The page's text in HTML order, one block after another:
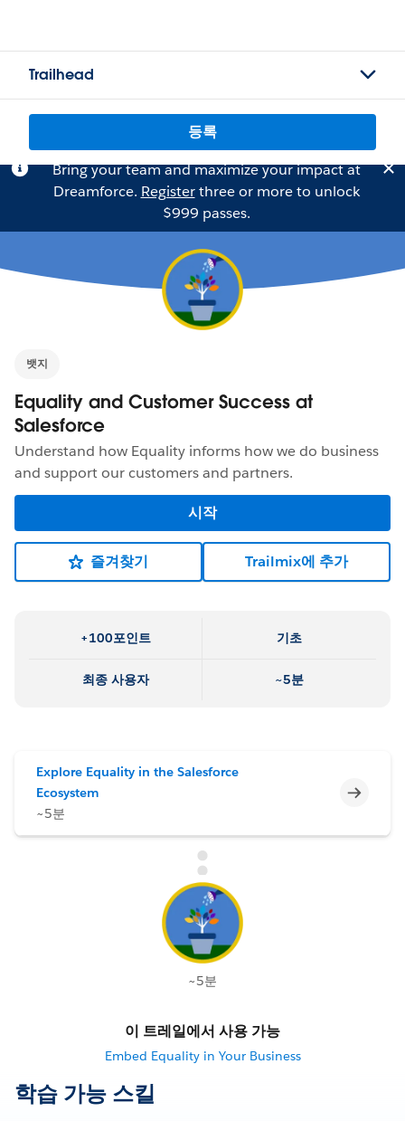
Trailhead
등록
Bring your team and maximize your impact at
Dreamforce. Registerthree or more to unlock
$999 passes.
뱃지
Equality and Customer Success at
Salesforce
Understand how Equality informs how we do business
and support our customers and partners.
시작
즐겨찾기 Trailmix에 추가
+100포인트 기초
최종 사용자 ~5분
Explore Equality in the Salesforce
Ecosystem
~5분
미완료
~5분
이 트레일에서 사용 가능
Embed Equality in Your Business
학습 가능 스킬